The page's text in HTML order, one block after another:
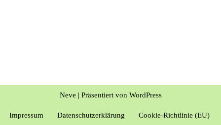
Neve | Präsentiert von WordPress
Impressum Datenschutzerklärung Cookie-Richtlinie (EU)